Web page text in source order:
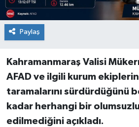
Paylaş
Kahramanmaraş Valisi
AFAD ve ilgili kurum
taramalarını sürdürdüğünü
kadar herhangi bir
edilmediğini açıkladı.